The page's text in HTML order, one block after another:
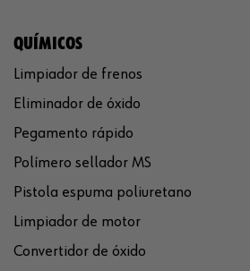
QUÍMICOS
Limpiador de frenos
Eliminador de óxido
Pegamento rápido
Polímero sellador MS
Pistola espuma poliuretano
Limpiador de motor
Convertidor de óxido